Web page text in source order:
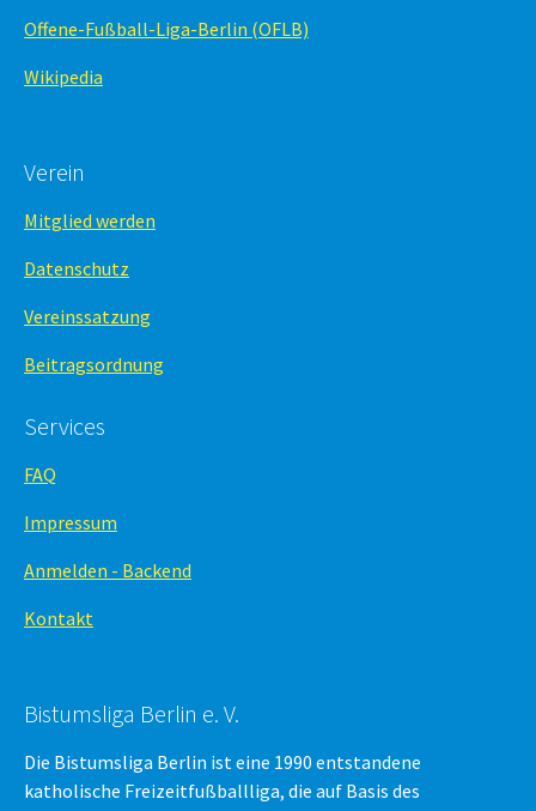
Offene-Fußball-Liga-Berlin (OFLB)
Wikipedia
Verein
Mitglied werden
Datenschutz
Vereinssatzung
Beitragsordnung
Services
FAQ
Impressum
Anmelden - Backend
Kontakt
Bistumsliga Berlin e. V.
Die Bistumsliga Berlin ist eine 1990 entstandene
katholische Freizeitfußballliga, die auf Basis des